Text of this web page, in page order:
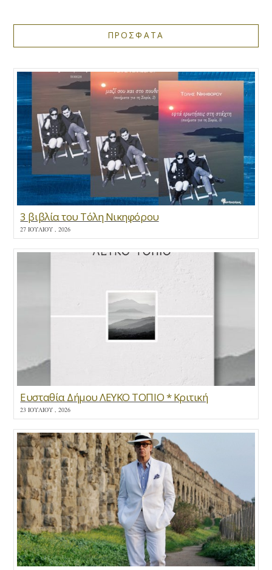
ΠΡΟΣΦΑΤΑ
3 βιβλία του Τόλη Νικηφόρου
27 ΙΟΥΛΊΟΥ , 2026
Ευσταθία Δήμου ΛΕΥΚΟ ΤΟΠΙΟ * Κριτική
23 ΙΟΥΛΊΟΥ , 2026